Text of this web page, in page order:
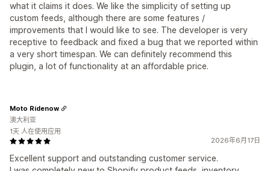
what it claims it does. We like the simplicity of setting up
custom feeds, although there are some features /
improvements that I would like to see. The developer is very
receptive to feedback and fixed a bug that we reported within
a very short timespan. We can definitely recommend this
plugin, a lot of functionality at an affordable price.
2026年6月17日
Excellent support and outstanding customer service.
Moto Ridenow
澳大利亚
1天 人在使用应用